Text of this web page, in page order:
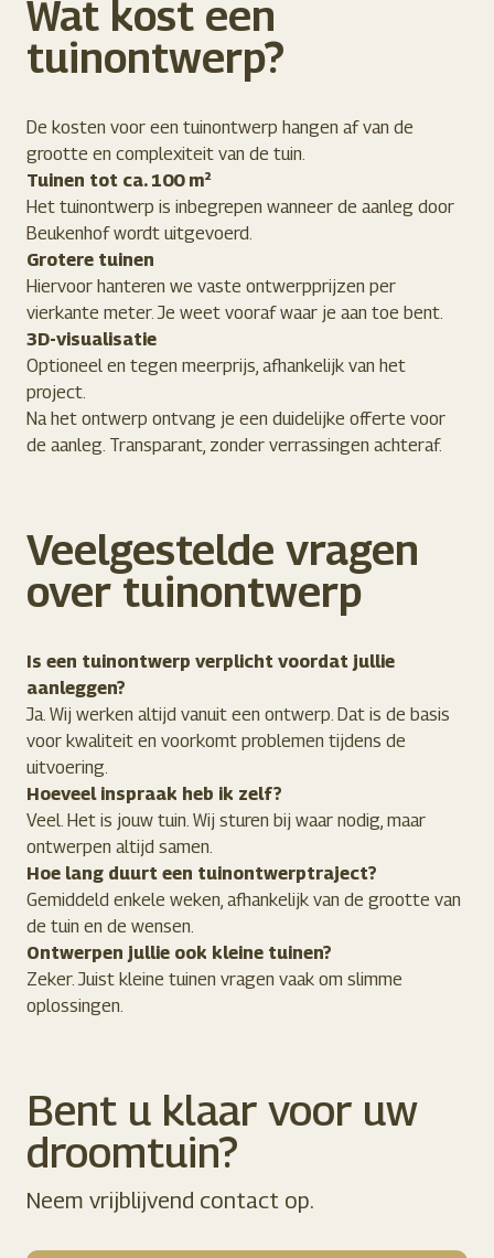
Wat kost een
tuinontwerp?
De kosten voor een tuinontwerp hangen af van de
grootte en complexiteit van de tuin.
Tuinen tot ca. 100 m²
Het tuinontwerp is inbegrepen wanneer de aanleg door
Beukenhof wordt uitgevoerd.
Grotere tuinen
Hiervoor hanteren we vaste ontwerpprijzen per
vierkante meter. Je weet vooraf waar je aan toe bent.
3D-visualisatie
Optioneel en tegen meerprijs, afhankelijk van het
project.
Na het ontwerp ontvang je een duidelijke offerte voor
de aanleg. Transparant, zonder verrassingen achteraf.
Veelgestelde vragen
over tuinontwerp
Is een tuinontwerp verplicht voordat jullie
aanleggen?
Ja. Wij werken altijd vanuit een ontwerp. Dat is de basis
voor kwaliteit en voorkomt problemen tijdens de
uitvoering.
Hoeveel inspraak heb ik zelf?
Veel. Het is jouw tuin. Wij sturen bij waar nodig, maar
ontwerpen altijd samen.
Hoe lang duurt een tuinontwerptraject?
Gemiddeld enkele weken, afhankelijk van de grootte van
de tuin en de wensen.
Ontwerpen jullie ook kleine tuinen?
Zeker. Juist kleine tuinen vragen vaak om slimme
oplossingen.
Bent u klaar voor uw
droomtuin?
Neem vrijblijvend contact op.